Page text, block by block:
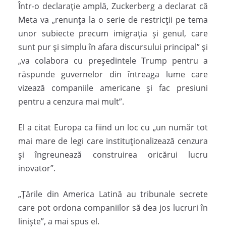
Într-o declarație amplă, Zuckerberg a declarat că
Meta va „renunța la o serie de restricții pe tema
unor subiecte precum imigrația și genul, care
sunt pur și simplu în afara discursului principal” și
„va colabora cu președintele Trump pentru a
răspunde guvernelor din întreaga lume care
vizează companiile americane și fac presiuni
pentru a cenzura mai mult”.
El a citat Europa ca fiind un loc cu „un număr tot
mai mare de legi care instituționalizează cenzura
și îngreunează construirea oricărui lucru
inovator”.
„Țările din America Latină au tribunale secrete
care pot ordona companiilor să dea jos lucruri în
liniște”, a mai spus el.